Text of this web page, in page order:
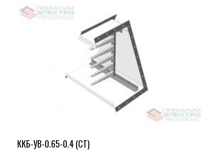
ККБ-УВ-0.65-0.4 (СТ)